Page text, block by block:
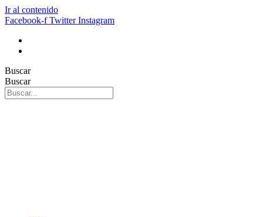
Ir al contenido
Facebook-f Twitter Instagram
Buscar
Buscar